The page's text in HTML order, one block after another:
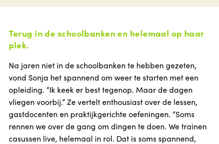
Terug in de schoolbanken en helemaal op haar
plek.
Na jaren niet in de schoolbanken te hebben gezeten,
vond Sonja het spannend om weer te starten met een
opleiding. “Ik keek er best tegenop. Maar de dagen
vliegen voorbij.” Ze vertelt enthousiast over de lessen,
gastdocenten en praktijkgerichte oefeningen. “Soms
rennen we over de gang om dingen te doen. We trainen
casussen live, helemaal in rol. Dat is soms spannend,